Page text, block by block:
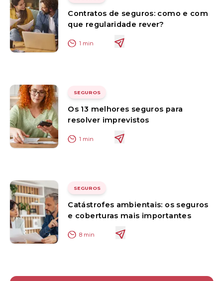
Contratos de seguros: como e com
que regularidade rever?
1 min
SEGUROS
Os 13 melhores seguros para
resolver imprevistos
1 min
SEGUROS
Catástrofes ambientais: os seguros
e coberturas mais importantes
8 min